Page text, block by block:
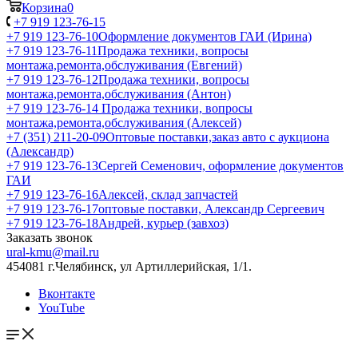
Корзина0
+7 919 123-76-15
+7 919 123-76-10Оформление документов ГАИ (Ирина)
+7 919 123-76-11Продажа техники, вопросы
монтажа,ремонта,обслуживания (Евгений)
+7 919 123-76-12Продажа техники, вопросы
монтажа,ремонта,обслуживания (Антон)
+7 919 123-76-14 Продажа техники, вопросы
монтажа,ремонта,обслуживания (Алексей)
+7 (351) 211-20-09Оптовые поставки,заказ авто с аукциона
(Александр)
+7 919 123-76-13Сергей Семенович, оформление документов
ГАИ
+7 919 123-76-16Алексей, склад запчастей
+7 919 123-76-17оптовые поставки, Александр Сергеевич
+7 919 123-76-18Андрей, курьер (завхоз)
Заказать звонок
ural-kmu@mail.ru
454081 г.Челябинск, ул Артиллерийская, 1/1.
Вконтакте
YouTube